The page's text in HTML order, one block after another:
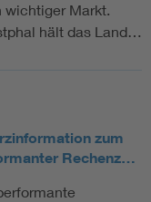
wichtiger Markt.
hält das Land…
zum
Rechenz…